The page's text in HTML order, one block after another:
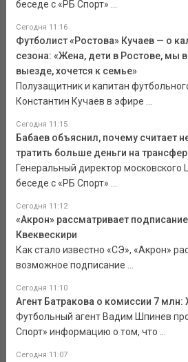
беседе с «РБ Спорт» ...
Сегодня 11:16
Футболист «Ростова» Кучаев — о
сезона: «Жена, дети в Ростове, мы
выезде, хочется к семье»
Полузащитник и капитан
Константин Кучаев в эфире ...
Сегодня 11:15
Бабаев объяснил, почему считает
тратить больше деньги на
Генеральный директор
беседе с «РБ Спорт» ...
Сегодня 11:12
«Акрон» рассматривает
Квеквескири
Как стало известно «СЭ», «Акрон»
возможное подписание ...
Сегодня 11:10
Агент Батракова о комиссии 7 млн:
Футбольный агент Вадим Шпинев
Спорт» информацию о том, что ...
Сегодня 11:07